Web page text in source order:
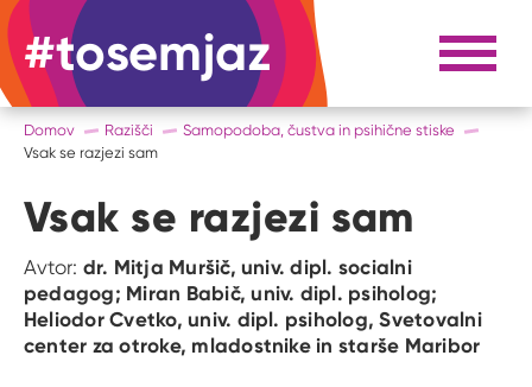
#tosemjaz #to sem jaz Razpri
Domov Razišči
Samopodoba, čustva in psihične stiske
Vsak se razjezi sam
Vsak se razjezi sam
Avtor: dr. Mitja Muršič, univ. dipl. socialni
pedagog; Miran Babič, univ. dipl. psiholog;
Heliodor Cvetko, univ. dipl. psiholog, Svetovalni
center za otroke, mladostnike in starše Maribor